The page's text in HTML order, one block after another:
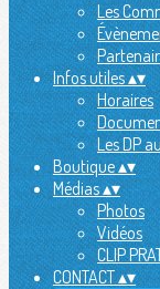
Les
Infos utiles▴▾
Horaires
Les DP
Boutique▴▾
Médias▴▾
Photos
Vidéos
CLIP
CONTACT▴▾